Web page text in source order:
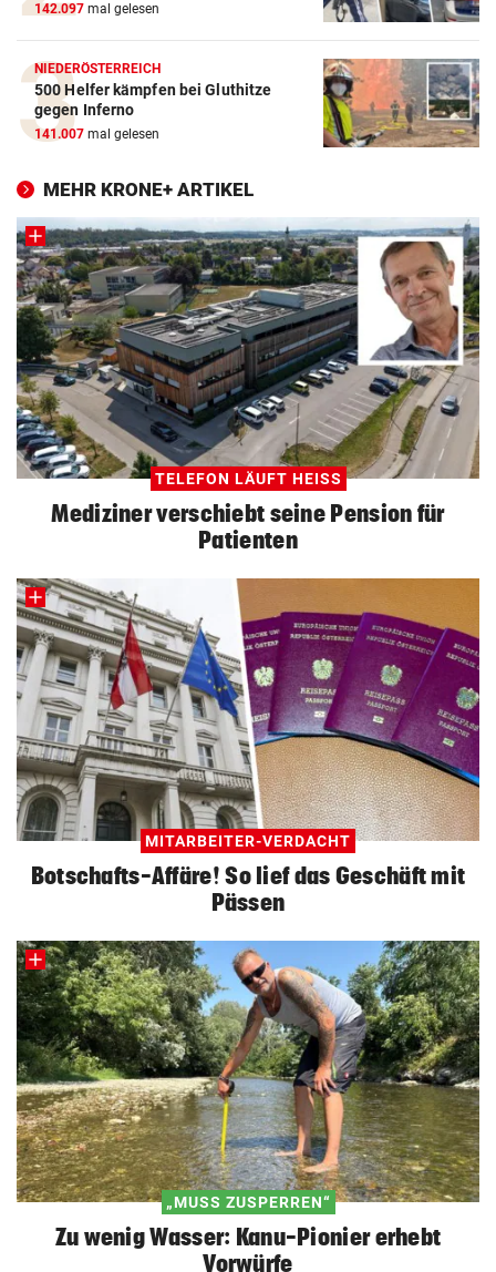
142.097 mal gelesen
NIEDERÖSTERREICH
500 Helfer kämpfen bei Gluthitze
gegen Inferno
141.007 mal gelesen
MEHR KRONE+ ARTIKEL
TELEFON LÄUFT HEISS
Mediziner verschiebt seine Pension für
Patienten
MITARBEITER-VERDACHT
Botschafts-Affäre! So lief das Geschäft mit
Pässen
„MUSS ZUSPERREN“
Zu wenig Wasser: Kanu-Pionier erhebt
Vorwürfe